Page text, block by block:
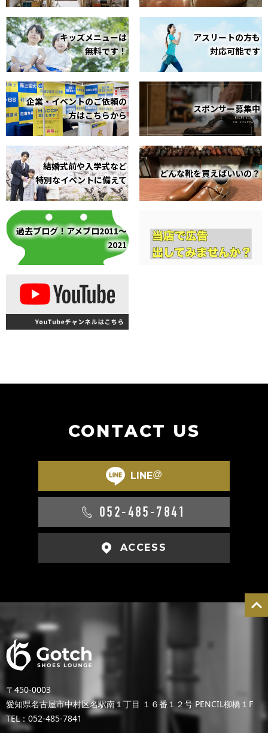
キッズメニューは
無料です！
アスリートの方も
対応可能です
企業・イベントのご依頼の
方はこちらから
スポンサー募集中
結婚式前や入学式など
特別なイベントに備えて
どんな靴を買えばいいの？
過去ブログ！アメブロ2011～
2021
CONTACT US
LINE@
052-485-7841
ACCESS
〒450-0003
愛知県名古屋市中村区名駅南１丁目 １６番１２号 PENCIL柳橋１F
TEL：052-485-7841